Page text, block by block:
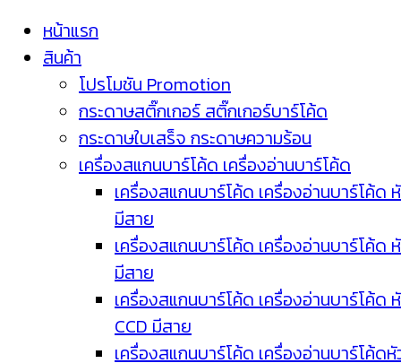
หน้าแรก
สินค้า
โปรโมชัน Promotion
กระดาษสติ๊กเกอร์ สติ๊กเกอร์บาร์โค้ด
กระดาษใบเสร็จ กระดาษความร้อน
เครื่องสแกนบาร์โค้ด เครื่องอ่านบาร์โค้ด
เครื่องสแกนบาร์โค้ด เครื่องอ่านบาร์โค้ด
มีสาย
เครื่องสแกนบาร์โค้ด เครื่องอ่านบาร์โค้ด
มีสาย
เครื่องสแกนบาร์โค้ด เครื่องอ่านบาร์โค้ด
CCD มีสาย
เครื่องสแกนบาร์โค้ด เครื่องอ่านบาร์โค้ด